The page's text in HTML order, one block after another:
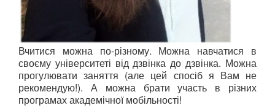
Вчитися можна по-різному. Можна навчатися в
своєму університеті від дзвінка до дзвінка. Можна
прогулювати заняття (але цей спосіб я Вам не
рекомендую!). А можна брати участь в різних
програмах академічної мобільності!